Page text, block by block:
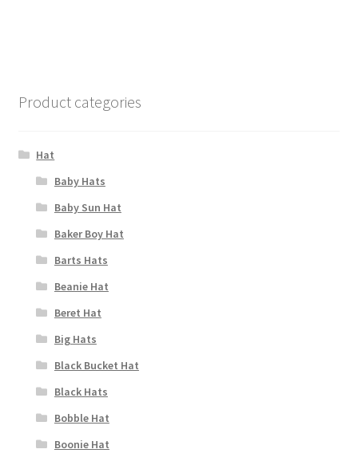
Product categories
Hat
Baby Hats
Baby Sun Hat
Baker Boy Hat
Barts Hats
Beanie Hat
Beret Hat
Big Hats
Black Bucket Hat
Black Hats
Bobble Hat
Boonie Hat